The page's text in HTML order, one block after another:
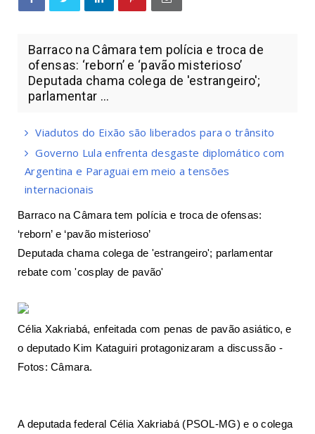
Barraco na Câmara tem polícia e troca de
ofensas: ‘reborn’ e ‘pavão misterioso’
Deputada chama colega de 'estrangeiro';
parlamentar ...
Viadutos do Eixão são liberados para o trânsito
Governo Lula enfrenta desgaste diplomático com
Argentina e Paraguai em meio a tensões
internacionais
Barraco na Câmara tem polícia e troca de ofensas:
‘reborn’ e ‘pavão misterioso’
Deputada chama colega de 'estrangeiro'; parlamentar
rebate com 'cosplay de pavão'
Célia Xakriabá, enfeitada com penas de pavão asiático, e
o deputado Kim Kataguiri protagonizaram a discussão -
Fotos: Câmara.
A deputada federal Célia Xakriabá (PSOL-MG) e o colega